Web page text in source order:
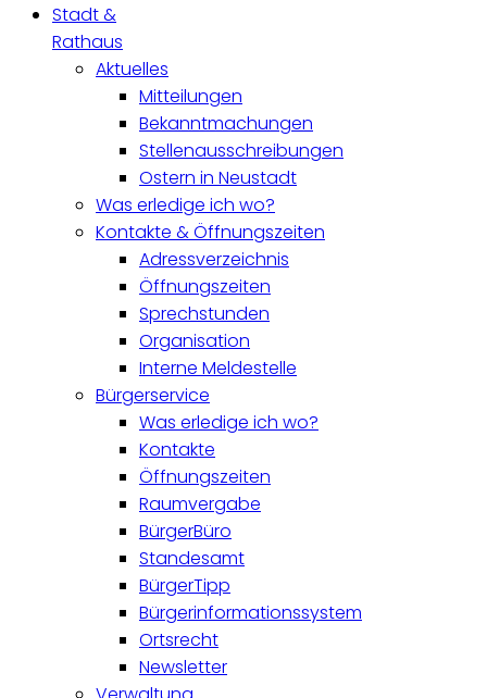
Stadt &
Rathaus
Aktuelles
Mitteilungen
Bekanntmachungen
Stellenausschreibungen
Ostern in Neustadt
Was erledige ich wo?
Kontakte & Öffnungszeiten
Adressverzeichnis
Öffnungszeiten
Sprechstunden
Organisation
Interne Meldestelle
Bürgerservice
Was erledige ich wo?
Kontakte
Öffnungszeiten
Raumvergabe
BürgerBüro
Standesamt
BürgerTipp
Bürgerinformationssystem
Ortsrecht
Newsletter